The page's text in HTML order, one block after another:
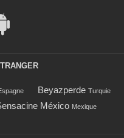
Beyazperde Turquie
México Mexique